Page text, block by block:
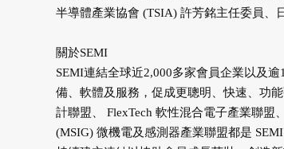
半導體產業協會 (TSIA) 許芳銘主任委員、
關於SEMI
SEMI連結全球近2,000多家會員企業以及
備、軟體及服務，促成更聰明、快速、功
計聯盟、 FlexTech 軟性混合電子產業聯盟
(MSIG) 微機電及感測器產業聯盟都是